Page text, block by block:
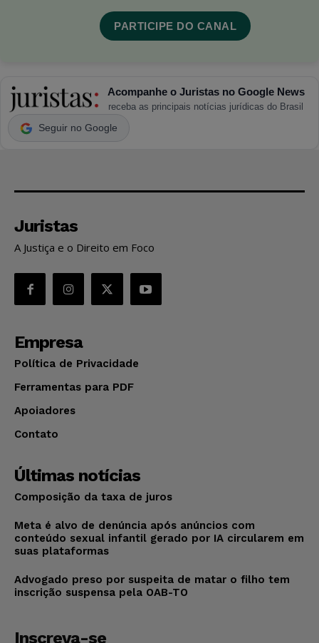
PARTICIPE DO CANAL
Acompanhe o Juristas no Google News
receba as principais notícias jurídicas do Brasil
Seguir no Google
Juristas
A Justiça e o Direito em Foco
Empresa
Política de Privacidade
Ferramentas para PDF
Apoiadores
Contato
Últimas notícias
Composição da taxa de juros
Meta é alvo de denúncia após anúncios com
conteúdo sexual infantil gerado por IA circularem em
suas plataformas
Advogado preso por suspeita de matar o filho tem
inscrição suspensa pela OAB-TO
Inscreva-se